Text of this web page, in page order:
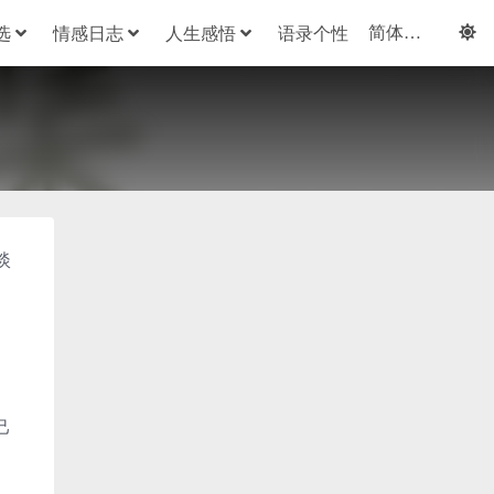
情感日志 人生感悟 语录个性